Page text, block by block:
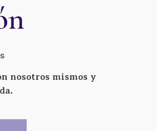
nosotros mismos y